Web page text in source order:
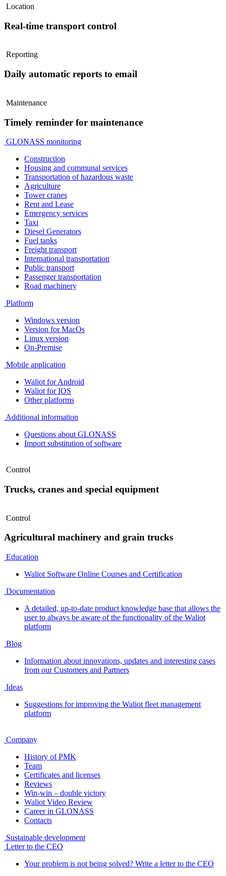
Location
Real-time transport control
Reporting
Daily automatic reports to email
Maintenance
Timely reminder for maintenance
GLONASS monitoring
Construction
Housing and communal services
Transportation of hazardous waste
Agriculture
Tower cranes
Rent and Lease
Emergency services
Taxi
Diesel Generators
Fuel tanks
Freight transport
International transportation
Public transport
Passenger transportation
Road machinery
Platform
Windows version
Version for MacOs
Linux version
On-Premise
Mobile application
Waliot for Android
Waliot for IOS
Other platforms
Additional information
Questions about GLONASS
Import substitution of software
Control
Trucks, cranes and special equipment
Control
Agricultural machinery and grain trucks
Education
Waliot Software Online Courses and Certification
Documentation
A detailed, up-to-date product knowledge base that allows the
user to always be aware of the functionality of the Waliot
platform
Blog
Information about innovations, updates and interesting cases
from our Customers and Partners
Ideas
Suggestions for improving the Waliot fleet management
platform
Company
History of PMK
Team
Certificates and licenses
Reviews
Win-win – double victory
Waliot Video Review
Career in GLONASS
Contacts
Sustainable development
Letter to the CEO
Your problem is not being solved? Write a letter to the CEO